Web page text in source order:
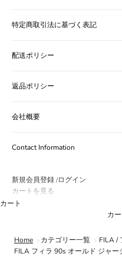
特定商取引法に基づく表記
配送ポリシー
返品ポリシー
会社概要
Contact Information
新規会員登録 /ログイン
カートを見る
カート
カ
Home カテゴリー一覧
FILA /
FILA フィラ 90s オールド ジャ